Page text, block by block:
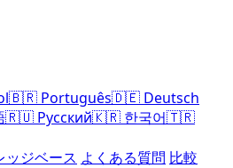
🇧🇷 Português🇩🇪 Deutsch
🇷🇺 Русский🇰🇷 한국어🇹🇷
ッジベース よくある質問 比較